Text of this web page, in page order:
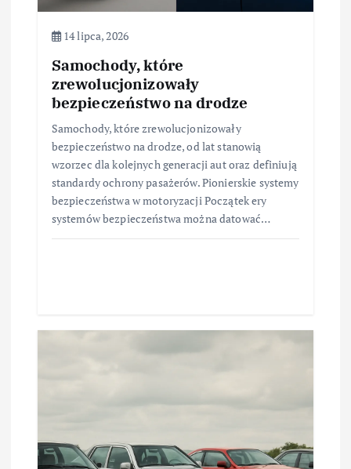
14 lipca, 2026
Samochody, które
zrewolucjonizowały
bezpieczeństwo na drodze
Samochody, które zrewolucjonizowały
bezpieczeństwo na drodze, od lat stanowią
wzorzec dla kolejnych generacji aut oraz definiują
standardy ochrony pasażerów. Pionierskie systemy
bezpieczeństwa w motoryzacji Początek ery
systemów bezpieczeństwa można datować…